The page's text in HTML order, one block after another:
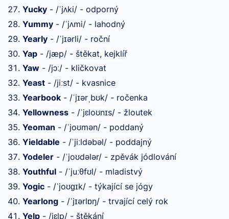
Yucky - /ˈjʌki/ - odporný
Yummy - /ˈjʌmi/ - lahodný
Yearly - /ˈjɪərli/ - roční
Yap - /jæp/ - štěkat, kejklíř
Yaw - /jɔː/ - kličkovat
Yeast - /jiːst/ - kvasnice
Yearbook - /ˈjɪər bʊk/ - ročenka
Yellowness - /ˈjɛloʊnɪs/ - žloutek
Yeoman - /ˈjoʊmən/ - poddaný
Yieldable - /ˈjiːldəbəl/ - poddajný
Yodeler - /ˈjoʊdələr/ - zpěvák jódlování
Youthful - /ˈjuːθfʊl/ - mladistvý
Yogic - /ˈjoʊɡɪk/ - týkající se jógy
Yearlong - /ˈjɪərlɒŋ/ - trvající celý rok
Yelp - /jɛlp/ - štěkání